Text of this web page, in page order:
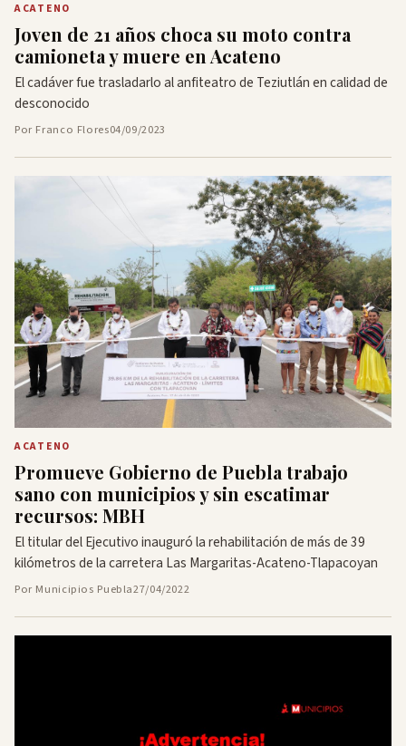
ACATENO
Joven de 21 años choca su moto contra
camioneta y muere en Acateno
El cadáver fue trasladarlo al anfiteatro de Teziutlán en calidad de
desconocido
Por Franco Flores04/09/2023
ACATENO
Promueve Gobierno de Puebla trabajo
sano con municipios y sin escatimar
recursos: MBH
El titular del Ejecutivo inauguró la rehabilitación de más de 39
kilómetros de la carretera Las Margaritas-Acateno-Tlapacoyan
Por Municipios Puebla27/04/2022